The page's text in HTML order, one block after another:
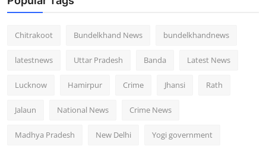
Chitrakoot Bundelkhand News bundelkhandnews
latestnews Uttar Pradesh Banda Latest News
Lucknow Hamirpur Crime Jhansi Rath
Jalaun National News Crime News
Madhya Pradesh New Delhi Yogi government